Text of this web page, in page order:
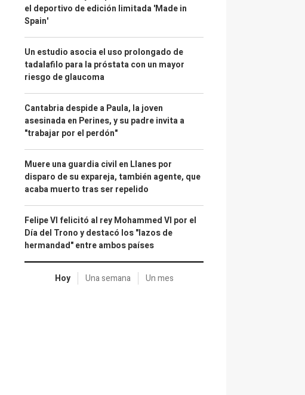
el deportivo de edición limitada 'Made in
Spain'
Un estudio asocia el uso prolongado de
tadalafilo para la próstata con un mayor
riesgo de glaucoma
Cantabria despide a Paula, la joven
asesinada en Perines, y su padre invita a
"trabajar por el perdón"
Muere una guardia civil en Llanes por
disparo de su expareja, también agente, que
acaba muerto tras ser repelido
Felipe VI felicitó al rey Mohammed VI por el
Día del Trono y destacó los "lazos de
hermandad" entre ambos países
Hoy Una semana Un mes